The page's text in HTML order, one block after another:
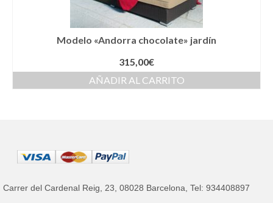
Modelo «Andorra chocolate» jardín
315,00€
AÑADIR AL CARRITO
Carrer del Cardenal Reig, 23, 08028 Barcelona, Tel: 934408897